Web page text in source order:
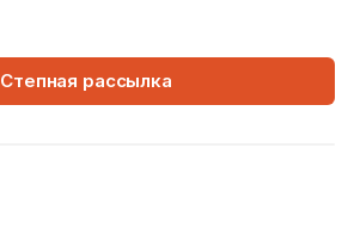
Степная рассылка